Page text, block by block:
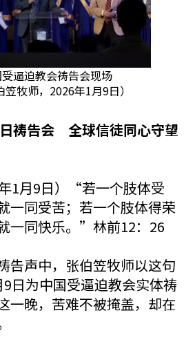
逼迫教会祷告会现场
笠牧师，2026年1月9日）
祷告会 全球信徒同心守望
1月9日）“若一个肢体受
一同受苦；若一个肢体得荣
一同快乐。”林前12：26
告声中，张伯笠牧师以这句
日为中国受逼迫教会实体祷
一晚，苦难不被掩盖，却在